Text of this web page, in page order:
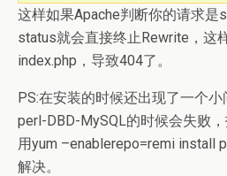
这样如果Apache判断你的请求是
status就会直接终止Rewrite，这
index.php，导致404了。
PS:在安装的时候还出现了一个
perl-DBD-MySQL的时候会失败
用yum –enablerepo=remi install
解决。